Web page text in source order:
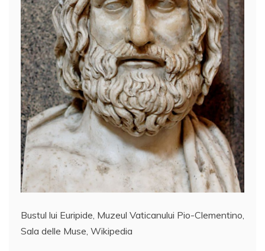
Bustul lui Euripide, Muzeul Vaticanului Pio-Clementino,
Sala delle Muse, Wikipedia